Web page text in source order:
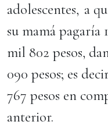
adolescentes, a
su mamá pagaría
mil 802 pesos,
090 pesos; es
767 pesos en
anterior.